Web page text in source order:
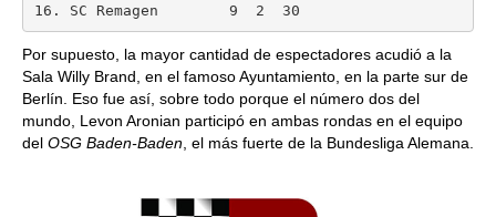
16. SC Remagen        9  2  30
Por supuesto, la mayor cantidad de espectadores acudió a la
Sala Willy Brand, en el famoso Ayuntamiento, en la parte sur de
Berlín. Eso fue así, sobre todo porque el número dos del
mundo, Levon Aronian participó en ambas rondas en el equipo
del OSG Baden-Baden , el más fuerte de la Bundesliga Alemana.